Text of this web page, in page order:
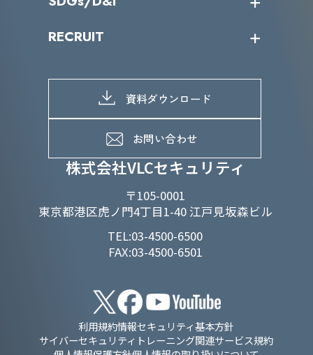
株式会社VLCセキュリティ
〒105-0001
東京都港区虎ノ門4丁目1-40 江戸見坂森ビル
TEL:03-4500-6500
FAX:03-4500-6501
IRカレンダー
IRライブラリー
よくあるご質問
当グループのマテリアリティ
SDGs推進体制
D&Iの取り組み
RECRUIT
募集職種一覧
メッセージ
メンバーインタビュー
資料ダウンロード
お問い合わせ
利用規約情報セキュリティ基本方針
サイバーセキュリティトレーニング関連サービス規約